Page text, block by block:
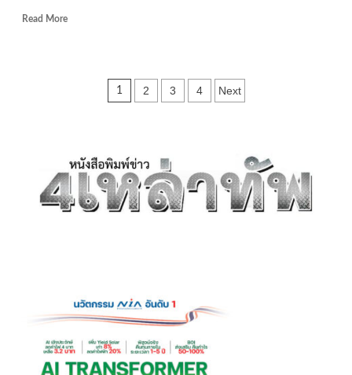
Read MoreRead
กลาง
ทะเล
แสมสาร
7
ช่วย
เหลือ
ยืนยัน
ปลอดภัย
Posts
1 2 3 4 Next